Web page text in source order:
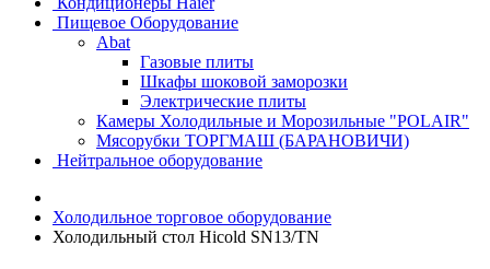
Пищевое Оборудование
Abat
Газовые плиты
Шкафы шоковой заморозки
Электрические плиты
Камеры Холодильные и Морозильные "POLAIR"
Мясорубки ТОРГМАШ (БАРАНОВИЧИ)
Нейтральное оборудование
Холодильное торговое оборудование
Холодильный стол Hicold SN13/TN